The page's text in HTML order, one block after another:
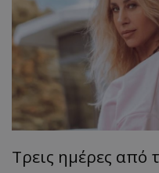
Τρεις ημέρες από